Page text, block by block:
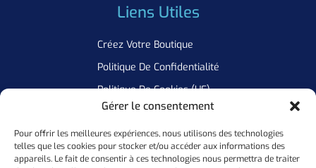
Gérer le consentement
Pour offrir les meilleures expériences, nous utilisons des technologies
telles que les cookies pour stocker et/ou accéder aux informations des
appareils. Le fait de consentir à ces technologies nous permettra de traiter
Liens Utiles
Créez Votre Boutique
Politique De Confidentialité
Politique De Cookies (UE)
Newsletter